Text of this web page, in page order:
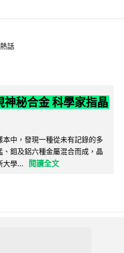
話
秘合金 科學家指晶
中，發現一種從未有記錄的多
鉬及鋁六種金屬混合而成，晶
大學...
閱讀全文